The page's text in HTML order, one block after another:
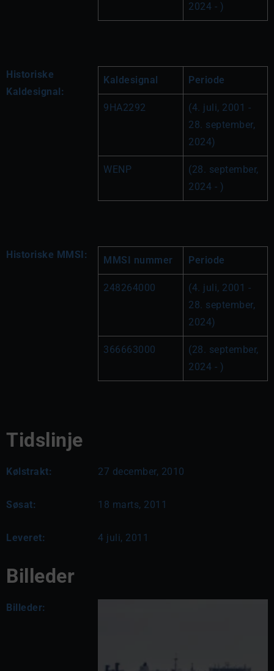
2024 - )
Historiske
Kaldesignal:
Kaldesignal Periode
9HA2292
(4. juli, 2001 -
28. september,
2024)
WENP
(28. september,
2024 - )
Historiske MMSI: MMSI nummer Periode
248264000
(4. juli, 2001 -
28. september,
2024)
366663000
(28. september,
2024 - )
Tidslinje
Kølstrakt: 27 december, 2010
Søsat: 18 marts, 2011
Leveret: 4 juli, 2011
Billeder
Billeder: